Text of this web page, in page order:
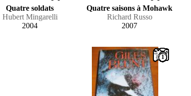
Quatre soldats
Hubert Mingarelli
2004
Quatre saisons à Mohawk
Richard Russo
2007
1